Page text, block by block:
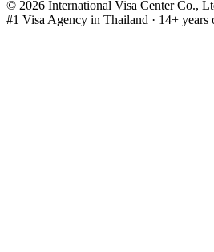
© 2026 International Visa Center Co.,
#1 Visa Agency in Thailand · 14+ years